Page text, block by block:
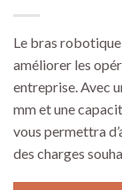
Le bras
améliorer les
entreprise. Avec
mm et une
vous permettra
des charges